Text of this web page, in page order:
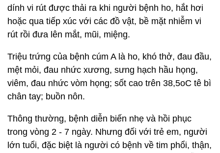
dính vi rút được thải ra khi người bệnh ho, hắt hơi
hoặc qua tiếp xúc với các đồ vật, bề mặt nhiễm vi
rút rồi đưa lên mắt, mũi, miệng.
Triệu trứng của bệnh cúm A là ho, khó thở, đau đầu,
mệt mỏi, đau nhức xương, sưng hạch hầu họng,
viêm, đau nhức vòm họng; sốt cao trên 38,5oC tê bì
chân tay; buồn nôn.
Thông thường, bệnh diễn biến nhẹ và hồi phục
trong vòng 2 - 7 ngày. Nhưng đối với trẻ em, người
lớn tuổi, đặc biệt là người có bệnh về tim phổi, thận,